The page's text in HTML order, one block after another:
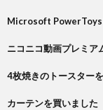
Microsoft PowerToys
ニコニコ動画プレミア
4枚焼きのトースター
カーテンを買いました